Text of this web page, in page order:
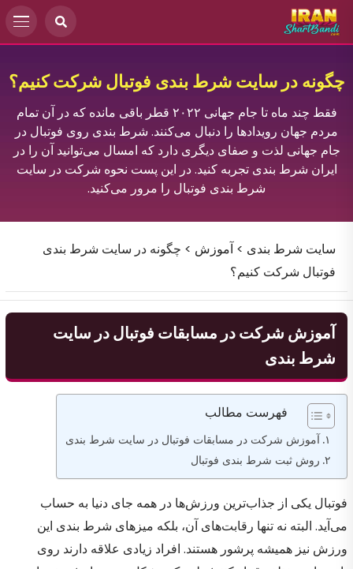
چگونه در سایت شرط بندی فوتبال شرکت کنیم؟
فقط چند ماه تا جام جهانی ۲۰۲۲ قطر باقی مانده که در آن تمام
مردم جهان رویدادها را دنبال می‌کنند. شرط بندی روی فوتبال در
جام جهانی لذت و صفای دیگری دارد که امسال می‌توانید آن را در
ایران شرط بندی تجربه کنید. در این پست نحوه شرکت در سایت
شرط بندی فوتبال را مرور می‌کنید.
سایت شرط بندی > آموزش > چگونه در سایت شرط بندی
فوتبال شرکت کنیم؟
آموزش شرکت در مسابقات فوتبال در سایت
شرط بندی
فهرست مطالب
آموزش شرکت در مسابقات فوتبال در سایت شرط بندی
روش ثبت شرط بندی فوتبال
فوتبال یکی از جذاب‌ترین ورزش‌ها در همه جای دنیا به حساب
می‌آید. البته نه تنها رقابت‌های آن، بلکه میزهای شرط بندی این
ورزش نیز همیشه پرشور هستند. افراد زیادی علاقه دارند روی